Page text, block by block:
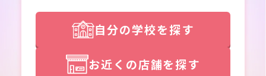
自分の学校を探す
お近くの店舗を探す